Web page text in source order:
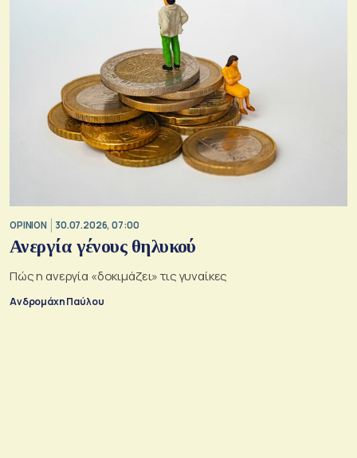
OPINION 30.07.2026, 07:00
Ανεργία γένους θηλυκού
Πώς η ανεργία «δοκιμάζει» τις γυναίκες
Ανδρομάχη Παύλου